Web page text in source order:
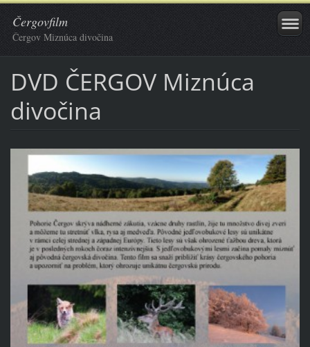
Čergovfilm
Čergov Miznúca divočina
DVD ČERGOV Miznúca
divočina